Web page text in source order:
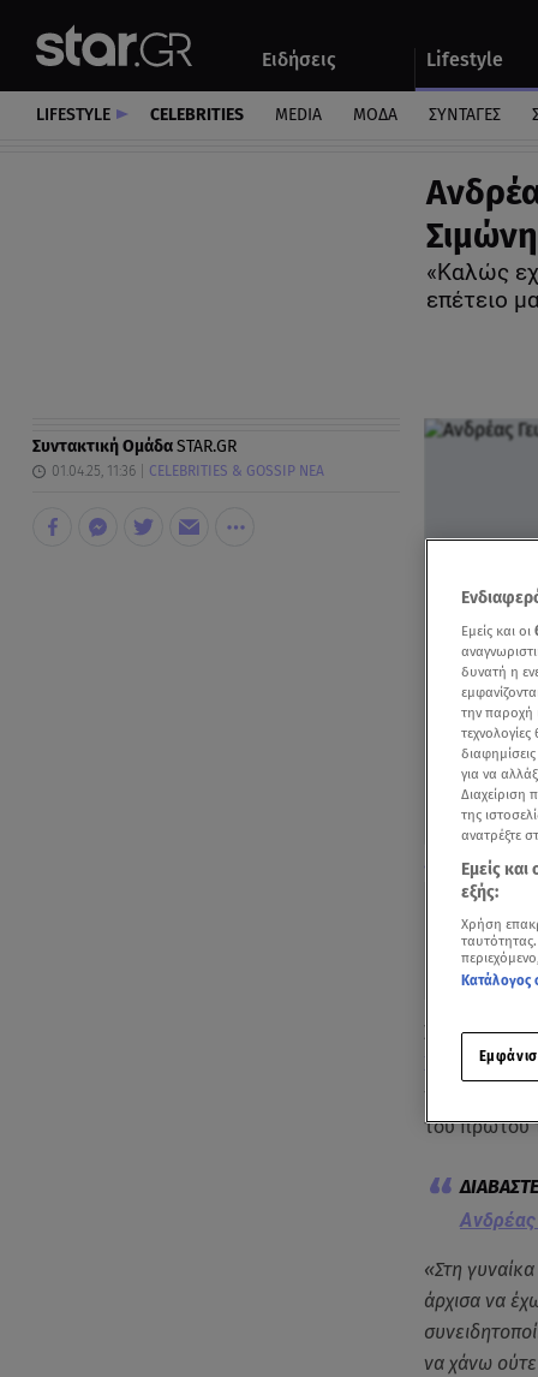
Ειδήσεις Lifestyle
Αυτοκίνητο
LIFESTYLE CELEBRITIES MEDIA ΜΟΔΑ ΣΥΝΤΑΓΕΣ
«Καλώς
επέτειο
Συντακτική ΟμάδαSTAR.GR
01.04.25, 11:36 CELEBRITIES & GOSSIP ΝΕΑ
Ανδρέας
Σε μια
της
του πρώτου
Ανδρέας
«Στη
άρχισα να
να χάνω ούτε
Εμείς και οι
δυνατή η
την παροχή
για να
Διαχείριση
της
ανατρέξτε
Εμείς
εξής:
Χρήση
Κατάλογος